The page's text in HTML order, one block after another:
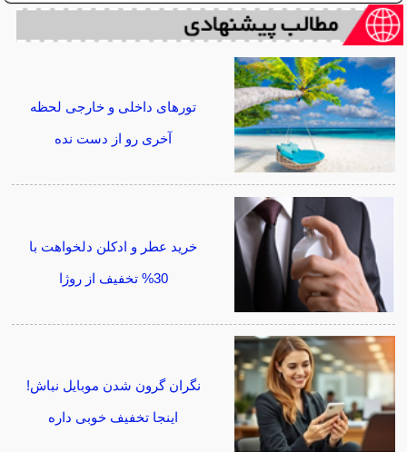
تورهای داخلی و خارجی لحظه
آخری رو از دست نده
خرید عطر و ادکلن دلخواهت با
30% تخفیف از روژا
نگران گرون شدن موبایل نباش!
اینجا تخفیف خوبی داره